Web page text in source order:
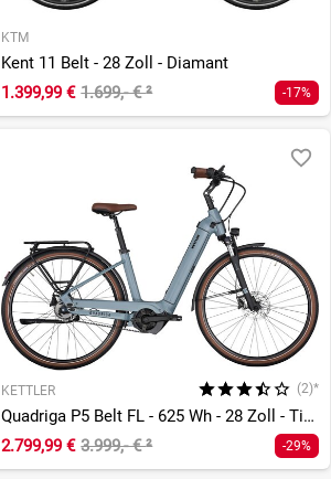
KTM
Kent 11 Belt - 28 Zoll - Diamant
1.399,99 € 1.699,- €² -17%
KETTLER (2)*
Quadriga P5 Belt FL - 625 Wh - 28 Zoll - Tiefeinsteiger
2.799,99 € 3.999,- €² -29%